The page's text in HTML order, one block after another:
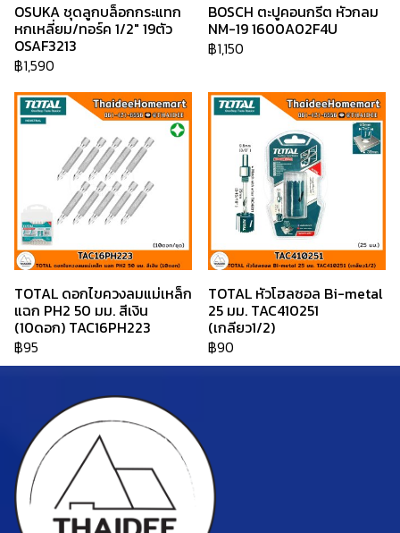
OSUKA ชุดลูกบล็อกกระแทก
หกเหลี่ยม/ทอร์ค 1/2" 19ตัว
OSAF3213
฿1,590
BOSCH ตะปูคอนกรีต หัวกลม
NM-19 1600A02F4U
฿1,150
TOTAL ดอกไขควงลมแม่เหล็ก
แฉก PH2 50 มม. สีเงิน
(10ดอก) TAC16PH223
฿95
TOTAL หัวโฮลซอล Bi-metal
25 มม. TAC410251
(เกลียว1/2)
฿90